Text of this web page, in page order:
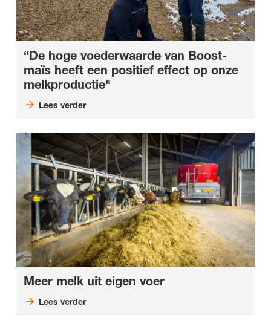
“De hoge voederwaarde van Boost-
maïs heeft een positief effect op onze
melkproductie"
Lees verder
Meer melk uit eigen voer
Lees verder